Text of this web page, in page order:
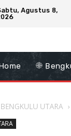
Agustus 8,
BENGKULU UTARA